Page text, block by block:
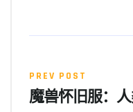
PREV POST
魔兽怀旧服：